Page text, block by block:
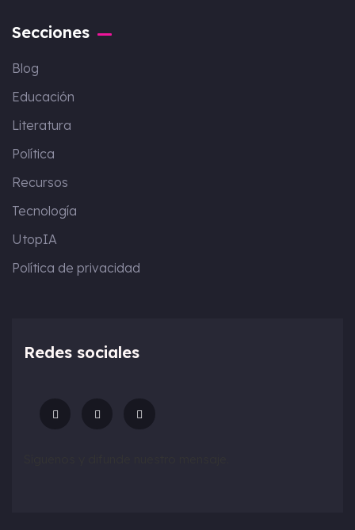
Secciones
Blog
Educación
Literatura
Política
Recursos
Tecnología
UtopIA
Política de privacidad
Redes sociales